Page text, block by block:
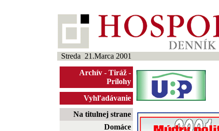
Streda 21.Marca 2001
Archív - Tiráž -
Prílohy
Vyhľadávanie
Na titulnej strane
Domáce